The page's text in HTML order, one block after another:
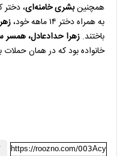
همچنینبشری خامنه‌ای،
به همراه دختر ۱۴ ماهه خود،
باختند. زهرا حدادعادل، همسر
خانواده بود که در همان
https://roozno.com/003Acy